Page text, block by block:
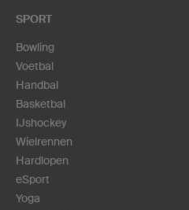
SPORT
Bowling
Voetbal
Handbal
Basketbal
IJshockey
Wielrennen
Hardlopen
eSport
Yoga